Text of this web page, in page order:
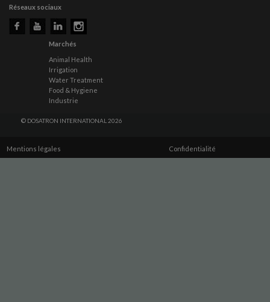
Réseaux sociaux
Marchés
Animal Health
Irrigation
Water Treatment
Food & Hygiene
Industrie
© DOSATRON INTERNATIONAL 2026
Mentions légales Confidentialité